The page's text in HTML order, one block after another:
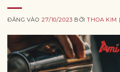
ĐĂNG VÀO27/10/2023 BỞITHOA KIM